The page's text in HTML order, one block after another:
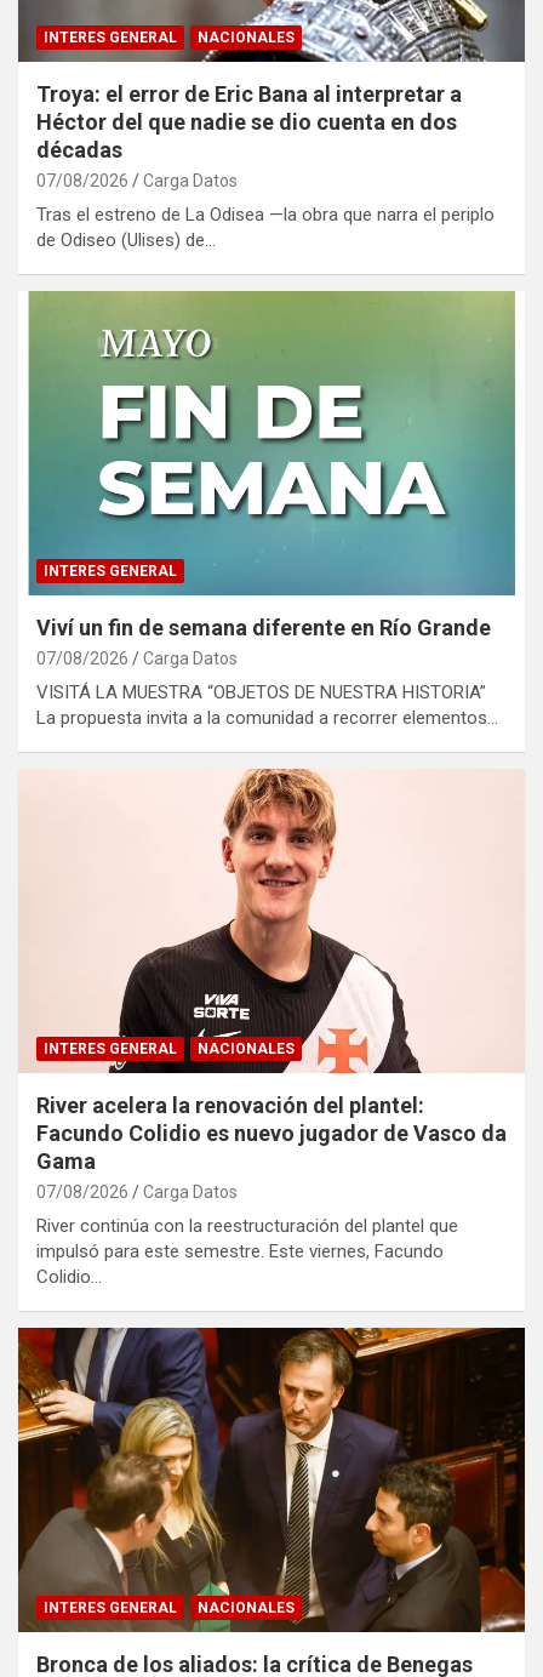
INTERES GENERAL NACIONALES
Troya: el error de Eric Bana al interpretar a
Héctor del que nadie se dio cuenta en dos
décadas
07/08/2026 Carga Datos
Tras el estreno de La Odisea —la obra que narra el periplo
de Odiseo (Ulises) de…
INTERES GENERAL
Viví un fin de semana diferente en Río Grande
07/08/2026 Carga Datos
VISITÁ LA MUESTRA “OBJETOS DE NUESTRA HISTORIA”
La propuesta invita a la comunidad a recorrer elementos…
INTERES GENERAL NACIONALES
River acelera la renovación del plantel:
Facundo Colidio es nuevo jugador de Vasco da
Gama
07/08/2026 Carga Datos
River continúa con la reestructuración del plantel que
impulsó para este semestre. Este viernes, Facundo
Colidio…
INTERES GENERAL NACIONALES
Bronca de los aliados: la crítica de Benegas